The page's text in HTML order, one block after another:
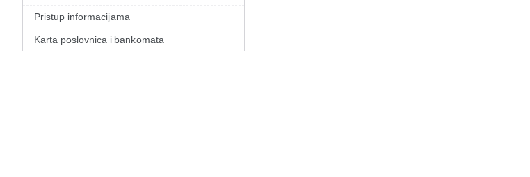
Pristup informacijama
Karta poslovnica i bankomata